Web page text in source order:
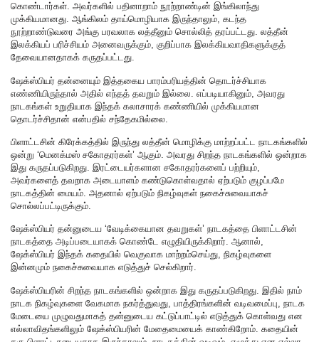
கொண்டார்கள். அவர்களில் பதினாறாம் நூற்றாண்டின் இங்கிலாந்து
முக்கியமானது. ஆங்கிலம் தாய்மொழியாக இருந்தாலும், கடந்த
நூற்றாண்டுவரை அங்கு பரவலாக லத்தீனும் சொல்லித் தரப்பட்டது. லத்தீன்
இலக்கியப் பரிச்சியம் அனைவருக்கும், குறிப்பாக இலக்கியவாதிகளுக்குத்
தேவையானதாகக் கருதப்பட்டது.
ஷேக்ஸ்பியர் தன்னையும் இத்தகைய பாரம்பரியத்தின் தொடர்ச்சியாக
எண்ணியிருந்தால் அதில் எந்தத் தவறும் இல்லை. எப்படியாகினும், அவரது
நாடகங்கள் உறுதியாக இந்தக் கலாசாரக் கண்ணியில் முக்கியமான
தொடர்ச்சிதான் என்பதில் சந்தேகமில்லை.
பிளாட்டசின் கிரேக்கத்தில் இருந்து லத்தீன் மொழிக்கு மாற்றப்பட்ட நாடகங்களில்
ஒன்று ‘மெனக்மஸ் சகோதரர்கள்’ ஆகும். அவரது சிறந்த நாடகங்களில் ஒன்றாக
இது கருதப்படுகிறது. இரட்டையர்களான சகோதரர்களைப் பற்றியும்,
அவர்களைத் தவறாக அடையாளம் கண்டுகொள்வதால் ஏற்படும் குழப்பமே
நாடகத்தின் மையம். அதனால் ஏற்படும் நிகழ்வுகள் நகைச்சுவையாகச்
சொல்லப்பட்டிருக்கும்.
ஷேக்ஸ்பியர் தன்னுடைய ‘வேடிக்கையான தவறுகள்’ நாடகத்தை பிளாட்டசின்
நாடகத்தை அடிப்படையாகக் கொண்டே எழுதியிருக்கிறார். ஆனால்,
ஷேக்ஸ்பியர் இந்தக் கதையில் வெகுவாக மாற்றம்செய்து, நிகழ்வுகளை
இன்னமும் நகைச்சுவையாக எடுத்துச் செல்கிறார்.
ஷேக்ஸ்பியரின் சிறந்த நாடகங்களில் ஒன்றாக இது கருதப்படுகிறது. இதில் நாம்
நாடக நிகழ்வுகளை வேகமாக நகர்த்துவது, பாத்திரங்களின் வடிவமைப்பு, நாடக
மேடையை முழுவதுமாகத் தன்னுடைய கட்டுப்பாட்டில் எடுத்துக் கொள்வது என
எல்லாவிதங்களிலும் ஷேக்ஸ்பியரின் மேதைமையைக் காண்கிறோம். கதையின்